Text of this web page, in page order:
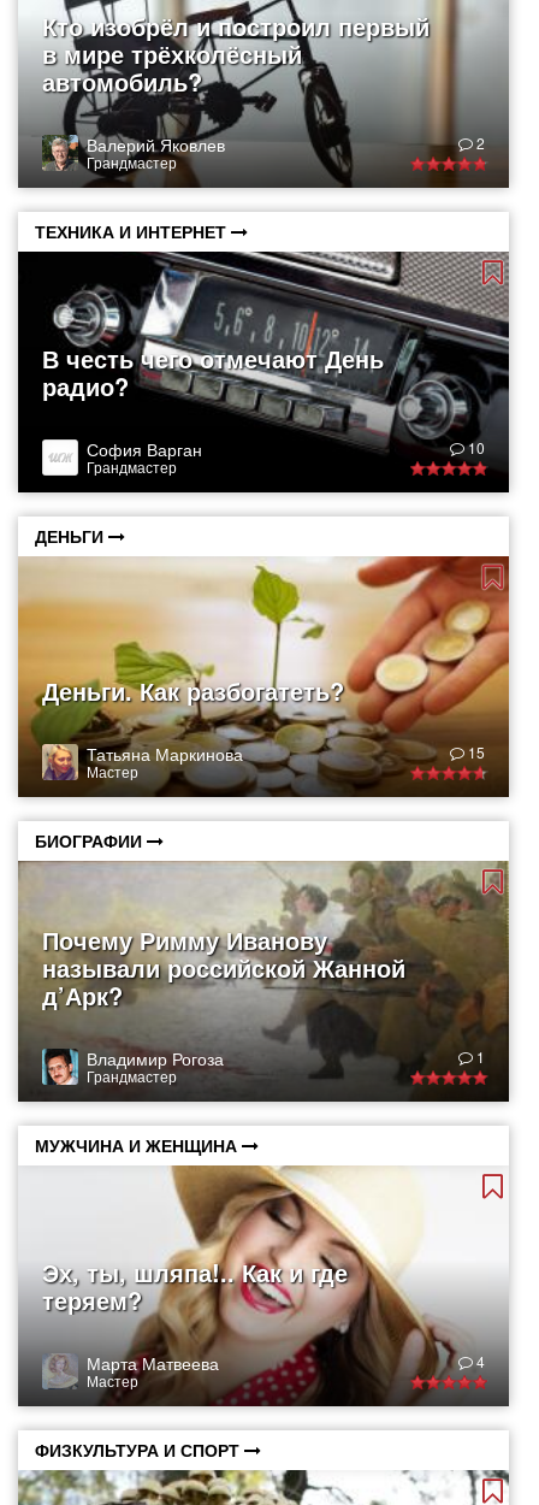
Кто изобрёл и построил первый
в мире трёхколёсный
автомобиль?
Валерий Яковлев
Грандмастер
2
ТЕХНИКА И ИНТЕРНЕТ
В честь чего отмечают День
радио?
София Варган
Грандмастер
10
ДЕНЬГИ
Деньги. Как разбогатеть?
Татьяна Маркинова
Мастер
15
БИОГРАФИИ
Почему Римму Иванову
называли российской Жанной
д’Арк?
Владимир Рогоза
Грандмастер
1
МУЖЧИНА И ЖЕНЩИНА
Эх, ты, шляпа!.. Как и где
теряем?
Марта Матвеева
Мастер
4
ФИЗКУЛЬТУРА И СПОРТ